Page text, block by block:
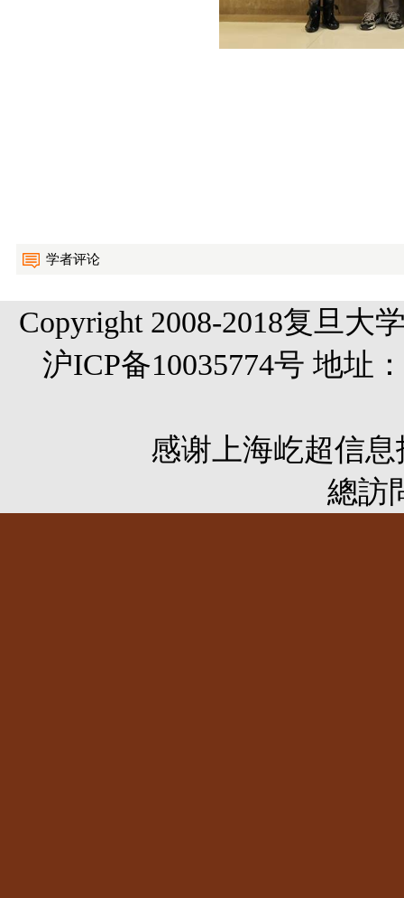
学者评论
Copyright 2008-2018复旦大
沪ICP备10035774号 地址
感谢 上海屹超信
總訪